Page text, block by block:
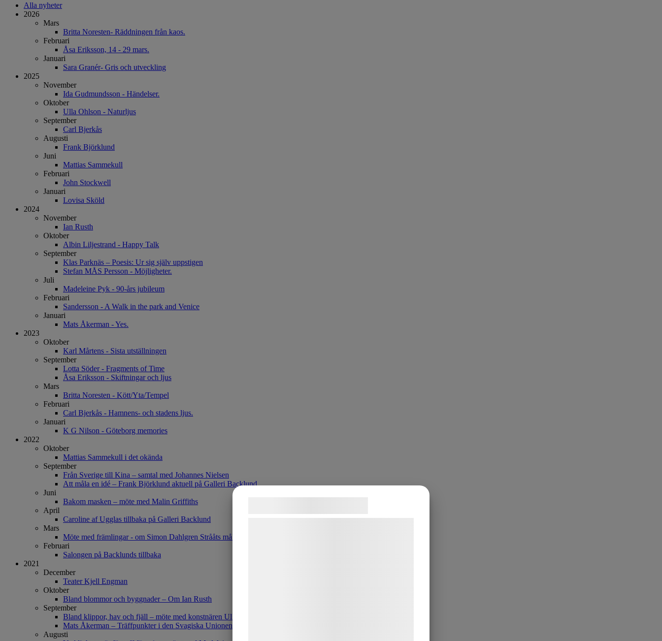
Alla nyheter
2026
Mars
Britta Noresten- Räddningen från kaos.
Februari
Åsa Eriksson, 14 - 29 mars.
Januari
Sara Granér- Gris och utveckling
2025
November
Ida Gudmundsson - Händelser.
Oktober
Ulla Ohlson - Naturljus
September
Carl Bjerkås
Augusti
Frank Björklund
Juni
Mattias Sammekull
Februari
John Stockwell
Januari
Lovisa Sköld
2024
November
Ian Rusth
Oktober
Albin Liljestrand - Happy Talk
September
Klas Parknäs – Poesis: Ur sig själv uppstigen
Stefan MÅS Persson - Möjligheter.
Juli
Madeleine Pyk - 90-års jubileum
Februari
Sandersson - A Walk in the park and Venice
Januari
Mats Åkerman - Yes.
2023
Oktober
Karl Mårtens - Sista utställningen
September
Lotta Söder - Fragments of Time
Åsa Eriksson - Skiftningar och ljus
Mars
Britta Noresten - Kött/Yta/Tempel
Februari
Carl Bjerkås - Hamnens- och stadens ljus.
Januari
K G Nilson - Göteborg memories
2022
Oktober
Mattias Sammekull i det okända
September
Från Sverige till Kina – samtal med Johannes Nielsen
Att måla en idé – Frank Björklund aktuell på Galleri Backlund
Juni
Bakom masken – möte med Malin Griffiths
April
Caroline af Ugglas tillbaka på Galleri Backlund
Mars
Möte med främlingar - om Simon Dahlgren Strååts måleri
Februari
Salongen på Backlunds tillbaka
2021
December
Teater Kjell Engman
Oktober
Bland blommor och byggnader – Om Ian Rusth
September
Bland klippor, hav och fjäll – möte med konstnären Ulla Ohlson
Mats Åkerman – Träffpunkter i den Svagiska Unionen
Augusti